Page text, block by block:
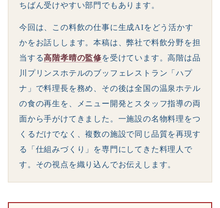
ちばん受けやすい部門でもあります。
今回は、この料飲の仕事に生成AIをどう活かす
かをお話しします。本稿は、弊社で料飲分野を担
当する高階孝晴の監修を受けています。高階は品
川プリンスホテルのブッフェレストラン「ハプ
ナ」で料理長を務め、その後は全国の温泉ホテル
の食の再生を、メニュー開発とスタッフ指導の両
面から手がけてきました。一施設の名物料理をつ
くるだけでなく、複数の施設で同じ品質を再現す
る「仕組みづくり」を専門にしてきた料理人で
す。その視点を織り込んでお伝えします。